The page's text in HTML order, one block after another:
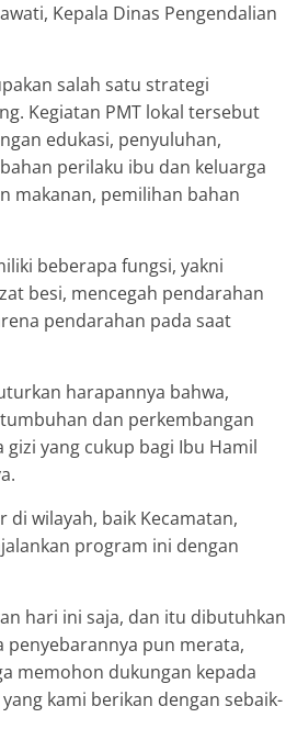
Kepala Dinas Pengendalian
salah satu strategi
Kegiatan PMT lokal tersebut
edukasi, penyuluhan,
perilaku ibu dan keluarga
makanan, pemilihan bahan
beberapa fungsi, yakni
besi, mencegah pendarahan
pendarahan pada saat
harapannya bahwa,
dan perkembangan
yang cukup bagi Ibu Hamil
wilayah, baik Kecamatan,
program ini dengan
hari ini saja, dan itu dibutuhkan
penyebarannya pun merata,
memohon dukungan kepada
kami berikan dengan sebaik-